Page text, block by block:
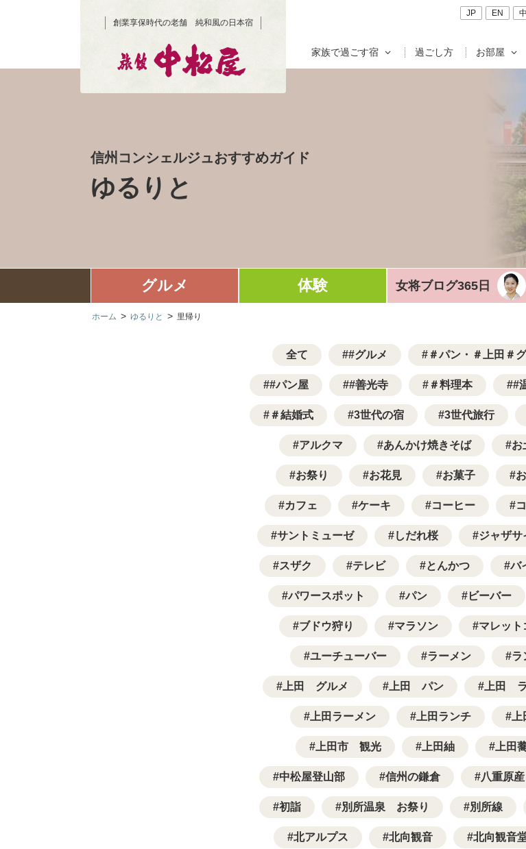
創業享保時代の老舗 純和風の日本宿
JP EN
家族で過ごす宿 過ごし方 お部屋
信州コンシェルジュおすすめガイド
ゆるりと
グルメ 体験 女将ブログ365日
ホーム > ゆるりと > 里帰り
全て #グルメ ＃パン・＃上田＃
#パン屋 #善光寺 ＃料理本 #
＃結婚式 3世代の宿 3世代旅行
アルクマ あんかけ焼きそば お
お祭り お花見 お菓子
カフェ ケーキ コーヒー
サントミューゼ しだれ桜 ジャザサ
スザク テレビ とんかつ バ
パワースポット パン ビーバー
ブドウ狩り マラソン マレット
ユーチューバー ラーメン ラ
上田 グルメ 上田 パン 上田
上田ラーメン 上田ランチ
上田市 観光 上田紬 上田
中松屋登山部 信州の鎌倉 八重原産
初詣 別所温泉 お祭り 別所線
北アルプス 北向観音 北向観音